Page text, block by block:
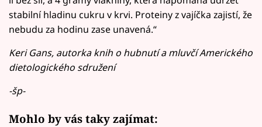
stabilní hladinu cukru v krvi. Proteiny z vajíčka zajistí, že
nebudu za hodinu zase unavená.“
Keri Gans, autorka knih o hubnutí a mluvčí Amerického
dietologického sdružení
-šp-
Mohlo by vás taky zajímat: